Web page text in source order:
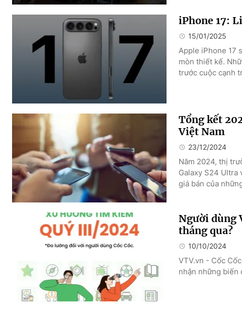
iPhone 17:
15/01/2025
Apple iPhone 17
mòn thiết kế.
trước cuộc cạnh
Tổng kết
Việt Nam
23/12/2024
Năm 2024, thị
Galaxy S24 Ultra
giá bán của
Người dùng
tháng qua?
10/10/2024
VTV.vn - Cốc
nhận những biến